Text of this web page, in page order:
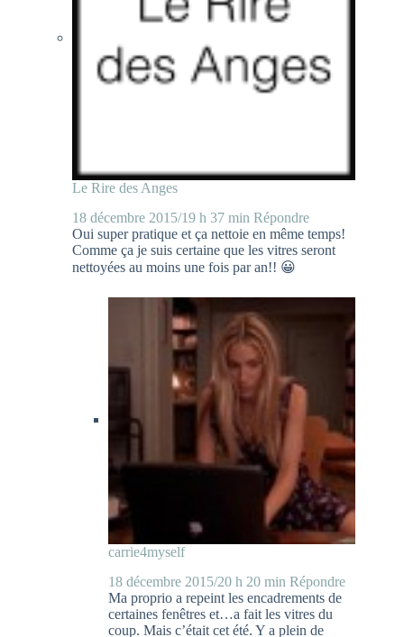
Le Rire des Anges
18 décembre 2015/19 h 37 min Répondre
Oui super pratique et ça nettoie en même temps!
Comme ça je suis certaine que les vitres seront
nettoyées au moins une fois par an!! 😀
carrie4myself
18 décembre 2015/20 h 20 min Répondre
Ma proprio a repeint les encadrements de
certaines fenêtres et…a fait les vitres du
coup. Mais c’était cet été. Y a plein de